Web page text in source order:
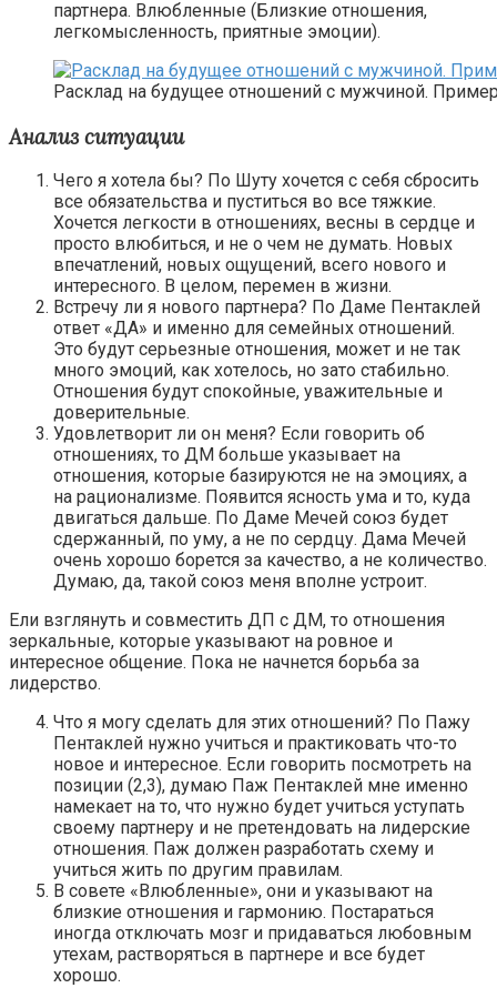
партнера. Влюбленные (Близкие отношения,
легкомысленность, приятные эмоции).
Расклад на будущее отношений с мужчиной.
Анализ ситуации
Чего я хотела бы? По Шуту хочется с себя сбросить
все обязательства и пуститься во все тяжкие.
Хочется легкости в отношениях, весны в сердце и
просто влюбиться, и не о чем не думать. Новых
впечатлений, новых ощущений, всего нового и
интересного. В целом, перемен в жизни.
Встречу ли я нового партнера? По Даме Пентаклей
ответ «ДА» и именно для семейных отношений.
Это будут серьезные отношения, может и не так
много эмоций, как хотелось, но зато стабильно.
Отношения будут спокойные, уважительные и
доверительные.
Удовлетворит ли он меня? Если говорить об
отношениях, то ДМ больше указывает на
отношения, которые базируются не на эмоциях, а
на рационализме. Появится ясность ума и то, куда
двигаться дальше. По Даме Мечей союз будет
сдержанный, по уму, а не по сердцу. Дама Мечей
очень хорошо борется за качество, а не количество.
Думаю, да, такой союз меня вполне устроит.
Ели взглянуть и совместить ДП с ДМ, то отношения
зеркальные, которые указывают на ровное и
интересное общение. Пока не начнется борьба за
лидерство.
Что я могу сделать для этих отношений? По Пажу
Пентаклей нужно учиться и практиковать что-то
новое и интересное. Если говорить посмотреть на
позиции (2,3), думаю Паж Пентаклей мне именно
намекает на то, что нужно будет учиться уступать
своему партнеру и не претендовать на лидерские
отношения. Паж должен разработать схему и
учиться жить по другим правилам.
В совете «Влюбленные», они и указывают на
близкие отношения и гармонию. Постараться
иногда отключать мозг и придаваться любовным
утехам, растворяться в партнере и все будет
хорошо.